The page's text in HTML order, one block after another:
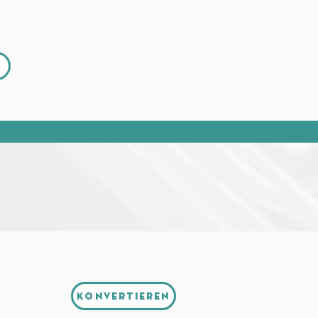
Konvertieren